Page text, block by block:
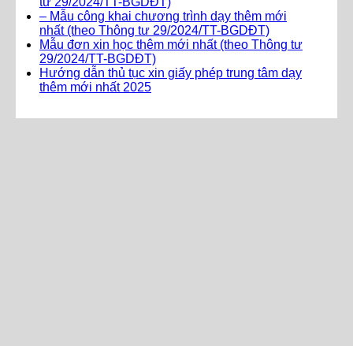
– Mẫu công khai chương trình dạy thêm mới
nhất (theo Thông tư 29/2024/TT-BGDĐT)
Mẫu đơn xin học thêm mới nhất (theo Thông tư
29/2024/TT-BGDĐT)
Hướng dẫn thủ tục xin giấy phép trung tâm dạy
thêm mới nhất 2025